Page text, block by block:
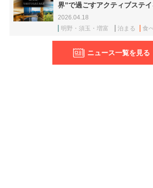
界”で過ごすアクティブステ
2026.04.18
明野・須玉・増富
泊まる 食
ニュース一覧を見る